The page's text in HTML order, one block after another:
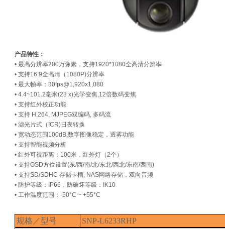
产品特性：
• 最高分辨率200万像素，支持1920*1080全高清分辨率
• 支持16:9全高清（1080P)分辨率
• 最大帧率：30fps@1,920x1,080
• 4.4~101.2毫米(23 x)光学变焦,12倍数码变焦
• 支持红外校正功能
• 支持 H.264, MJPEG双编码, 多码流
• 滤光片式（ICR)日夜转换
• 宽动态范围100dB,数字图像稳定，透雾功能
• 支持智能视频分析
• 红外可视距离：100米，红外灯（2个）
• 支持OSD方位设置(东/西/南/北/东北/西北/东南/西南)
• 支持SD/SDHC 存储卡槽, NAS网络存储，双向音频
• 防护等级：IP66，防破坏等级：IK10
• 工作温度范围：-50°C ~ +55°C
规格／型号
SNP-L6233RHP